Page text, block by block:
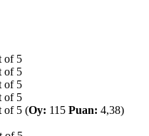
(Oy: 115 Puan: 4,38)